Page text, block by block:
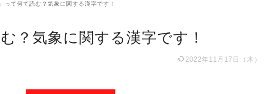
って何て読む？気象に関する漢字です！
？気象に関する漢字です！
2022年11月17日（木）